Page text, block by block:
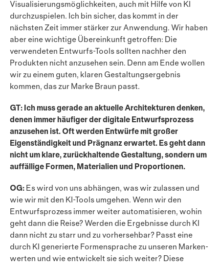
Visualisierungsmög­lich­kei­ten, auch mit Hilfe von KI
durchzuspielen. Ich bin sicher, das kommt in der
nächsten Zeit immer stärker zur Anwendung. Wir haben
aber eine wichtige Übereinkunft getroffen: Die
verwendeten Entwurfs-Tools sollten nachher den
Produkten nicht anzusehen sein. Denn am Ende wollen
wir zu einem guten, klaren Gestal­tungsergebnis
kommen, das zur Marke Braun passt.
GT: Ich muss gerade an aktuelle Architekturen denken,
denen immer häufiger der digitale Entwurfsprozess
anzusehen ist. Oft werden Entwürfe mit großer
Eigenständigkeit und Prägnanz erwartet. Es geht dann
nicht um klare, zurückhaltende Gestaltung, sondern um
auffällige Formen, Materialien und Proportionen.
OG: Es wird von uns abhängen, was wir zulassen und
wie wir mit den KI-Tools umgehen. Wenn wir den
Entwurfsprozess immer weiter automatisieren, wohin
geht dann die Reise? Werden die Ergebnisse durch KI
dann nicht zu starr und zu vorhersehbar? Passt eine
durch KI generierte Formensprache zu unseren Marken­
werten und wie entwickelt sie sich weiter? Diese